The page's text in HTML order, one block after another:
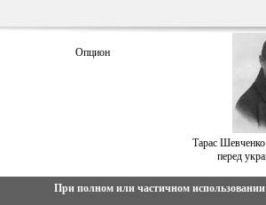
Опцион
Тарас
перед
При полном или частичном использовании